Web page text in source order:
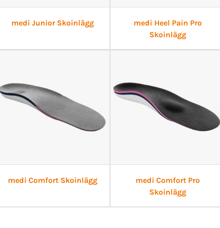
medi Junior Skoinlägg
medi Heel Pain Pro
Skoinlägg
medi Comfort Skoinlägg
medi Comfort Pro
Skoinlägg